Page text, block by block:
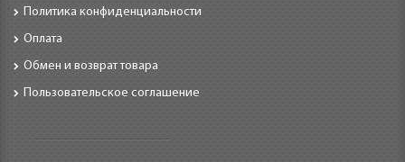
Политика конфиденциальности
Оплата
Обмен и возврат товара
Пользовательское соглашение